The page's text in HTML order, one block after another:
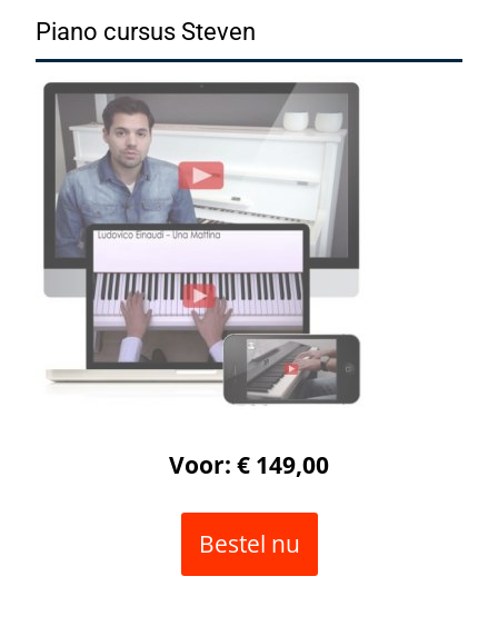
Piano cursus Steven
Voor: € 149,00
Bestel nu